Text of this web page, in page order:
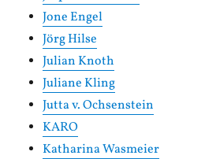
Jone Engel
Jörg Hilse
Julian Knoth
Juliane Kling
Jutta v. Ochsenstein
KARO
Katharina Wasmeier